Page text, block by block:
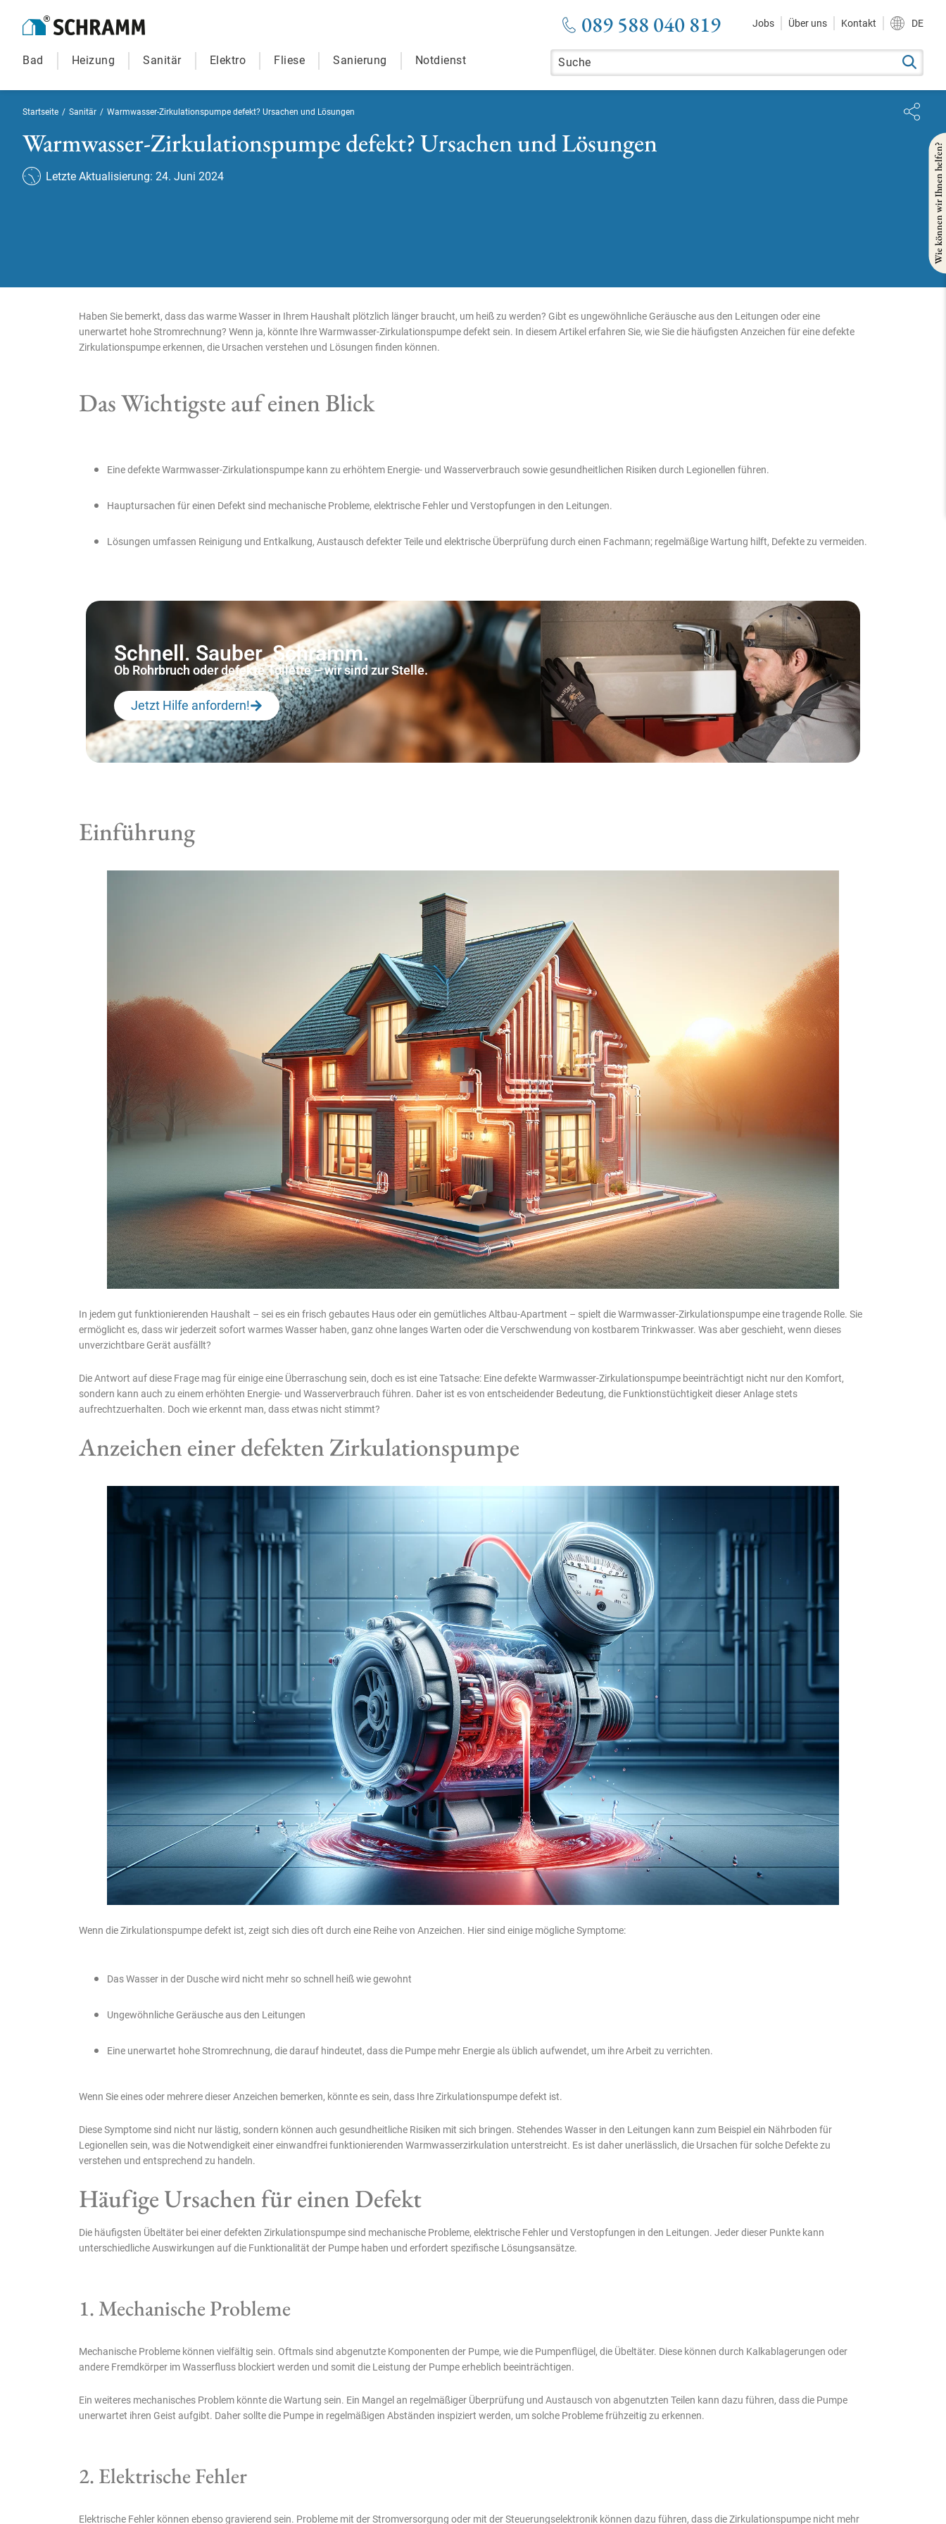
089 588 040 819 Jobs Über uns Kontakt DE
Bad Heizung Sanitär Elektro Fliese Sanierung Notdienst
Startseite / Sanitär / Warmwasser-Zirkulationspumpe defekt? Ursachen und Lösungen
Warmwasser-Zirkulationspumpe defekt? Ursachen und Lösungen
Letzte Aktualisierung: 24. Juni 2024
Haben Sie bemerkt, dass das warme Wasser in Ihrem Haushalt plötzlich länger braucht, um heiß zu werden? Gibt es ungewöhnliche Geräusche aus den Leitungen oder eine
unerwartet hohe Stromrechnung? Wenn ja, könnte Ihre Warmwasser-Zirkulationspumpe defekt sein. In diesem Artikel erfahren Sie, wie Sie die häufigsten Anzeichen für eine defekte
Zirkulationspumpe erkennen, die Ursachen verstehen und Lösungen finden können.
Das Wichtigste auf einen Blick
Eine defekte Warmwasser-Zirkulationspumpe kann zu erhöhtem Energie- und Wasserverbrauch sowie gesundheitlichen Risiken durch Legionellen führen.
Hauptursachen für einen Defekt sind mechanische Probleme, elektrische Fehler und Verstopfungen in den Leitungen.
Lösungen umfassen Reinigung und Entkalkung, Austausch defekter Teile und elektrische Überprüfung durch einen Fachmann; regelmäßige Wartung hilft, Defekte zu vermeiden.
Schnell. Sauber. Schramm.
Ob Rohrbruch oder defekte Toilette – wir sind zur Stelle.
Jetzt Hilfe anfordern!
Einführung
In jedem gut funktionierenden Haushalt – sei es ein frisch gebautes Haus oder ein gemütliches Altbau-Apartment – spielt die Warmwasser-Zirkulationspumpe eine tragende Rolle. Sie
ermöglicht es, dass wir jederzeit sofort warmes Wasser haben, ganz ohne langes Warten oder die Verschwendung von kostbarem Trinkwasser. Was aber geschieht, wenn dieses
unverzichtbare Gerät ausfällt?
Die Antwort auf diese Frage mag für einige eine Überraschung sein, doch es ist eine Tatsache: Eine defekte Warmwasser-Zirkulationspumpe beeinträchtigt nicht nur den Komfort,
sondern kann auch zu einem erhöhten Energie- und Wasserverbrauch führen. Daher ist es von entscheidender Bedeutung, die Funktionstüchtigkeit dieser Anlage stets
aufrechtzuerhalten. Doch wie erkennt man, dass etwas nicht stimmt?
Anzeichen einer defekten Zirkulationspumpe
Wenn die Zirkulationspumpe defekt ist, zeigt sich dies oft durch eine Reihe von Anzeichen. Hier sind einige mögliche Symptome:
Das Wasser in der Dusche wird nicht mehr so schnell heiß wie gewohnt
Ungewöhnliche Geräusche aus den Leitungen
Eine unerwartet hohe Stromrechnung, die darauf hindeutet, dass die Pumpe mehr Energie als üblich aufwendet, um ihre Arbeit zu verrichten.
Wenn Sie eines oder mehrere dieser Anzeichen bemerken, könnte es sein, dass Ihre Zirkulationspumpe defekt ist.
Diese Symptome sind nicht nur lästig, sondern können auch gesundheitliche Risiken mit sich bringen. Stehendes Wasser in den Leitungen kann zum Beispiel ein Nährboden für
Legionellen sein, was die Notwendigkeit einer einwandfrei funktionierenden Warmwasserzirkulation unterstreicht. Es ist daher unerlässlich, die Ursachen für solche Defekte zu
verstehen und entsprechend zu handeln.
Häufige Ursachen für einen Defekt
Die häufigsten Übeltäter bei einer defekten Zirkulationspumpe sind mechanische Probleme, elektrische Fehler und Verstopfungen in den Leitungen. Jeder dieser Punkte kann
unterschiedliche Auswirkungen auf die Funktionalität der Pumpe haben und erfordert spezifische Lösungsansätze.
1. Mechanische Probleme
Mechanische Probleme können vielfältig sein. Oftmals sind abgenutzte Komponenten der Pumpe, wie die Pumpenflügel, die Übeltäter. Diese können durch Kalkablagerungen oder
andere Fremdkörper im Wasserfluss blockiert werden und somit die Leistung der Pumpe erheblich beeinträchtigen.
Ein weiteres mechanisches Problem könnte die Wartung sein. Ein Mangel an regelmäßiger Überprüfung und Austausch von abgenutzten Teilen kann dazu führen, dass die Pumpe
unerwartet ihren Geist aufgibt. Daher sollte die Pumpe in regelmäßigen Abständen inspiziert werden, um solche Probleme frühzeitig zu erkennen.
2. Elektrische Fehler
Elektrische Fehler können ebenso gravierend sein. Probleme mit der Stromversorgung oder mit der Steuerungselektronik können dazu führen, dass die Zirkulationspumpe nicht mehr
Wie können wir Ihnen helfen?